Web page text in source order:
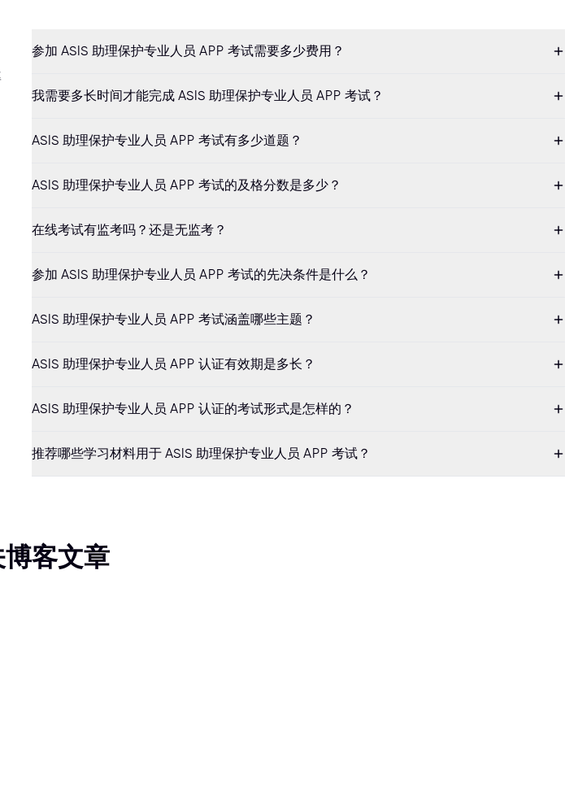
参加 ASIS 助理保护专业人员 APP 考试需要多少费用？
我需要多长时间才能完成 ASIS 助理保护专业人员 APP 考试？
ASIS 助理保护专业人员 APP 考试有多少道题？
ASIS 助理保护专业人员 APP 考试的及格分数是多少？
在线考试有监考吗？还是无监考？
参加 ASIS 助理保护专业人员 APP 考试的先决条件是什么？
ASIS 助理保护专业人员 APP 考试涵盖哪些主题？
ASIS 助理保护专业人员 APP 认证有效期是多长？
ASIS 助理保护专业人员 APP 认证的考试形式是怎样的？
推荐哪些学习材料用于 ASIS 助理保护专业人员 APP 考试？
客文章